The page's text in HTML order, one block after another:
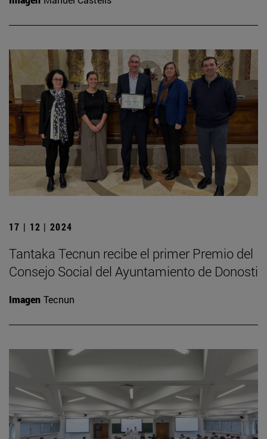
17 | 12 | 2024
Tantaka Tecnun recibe el primer Premio del
Consejo Social del Ayuntamiento de Donosti
Imagen Tecnun